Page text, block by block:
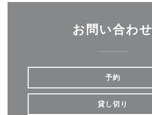
お問い合わせ
予約
貸し切り